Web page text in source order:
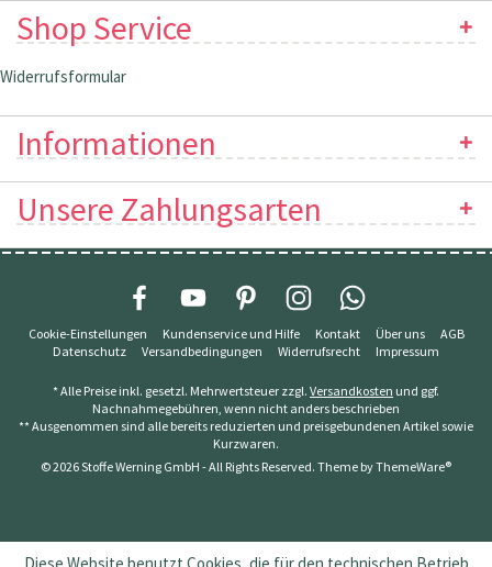
Shop Service
Widerrufsformular
Informationen
Unsere Zahlungsarten
Cookie-Einstellungen Kundenservice und Hilfe Kontakt Über uns
AGB
Datenschutz
Versandbedingungen Widerrufsrecht Impressum
* Alle Preise inkl. gesetzl. Mehrwertsteuer zzgl. Versandkosten und ggf.
Nachnahmegebühren, wenn nicht anders beschrieben
** Ausgenommen sind alle bereits reduzierten und preisgebundenen Artikel sowie
Kurzwaren.
© 2026 Stoffe Werning GmbH - All Rights Reserved. Theme byThemeWare®